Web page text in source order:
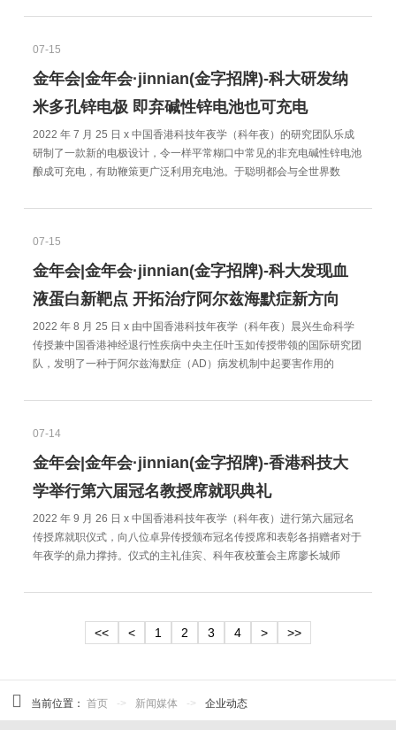
07-15
金年会|金年会·jinnian(金字招牌)-科大研发纳
米多孔锌电极 即弃碱性锌电池也可充电
2022 年 7 月 25 日 x 中国香港科技年夜学（科年夜）的研究团队乐成
研制了一款新的电极设计，令一样平常糊口中常见的非充电碱性锌电池
酿成可充电，有助鞭策更广泛利用充电池。于聪明都会与全世界数
07-15
金年会|金年会·jinnian(金字招牌)-科大发现血
液蛋白新靶点 开拓治疗阿尔兹海默症新方向
2022 年 8 月 25 日 x 由中国香港科技年夜学（科年夜）晨兴生命科学
传授兼中国香港神经退行性疾病中央主任叶玉如传授带领的国际研究团
队，发明了一种于阿尔兹海默症（AD）病发机制中起要害作用的
07-14
金年会|金年会·jinnian(金字招牌)-香港科技大
学举行第六届冠名教授席就职典礼
2022 年 9 月 26 日 x 中国香港科技年夜学（科年夜）进行第六届冠名
传授席就职仪式，向八位卓异传授颁布冠名传授席和表彰各捐赠者对于
年夜学的鼎力撑持。仪式的主礼佳宾、科年夜校董会主席廖长城师
<< < 1 2 3 4 > >>
当前位置：首页 -> 新闻媒体 -> 企业动态